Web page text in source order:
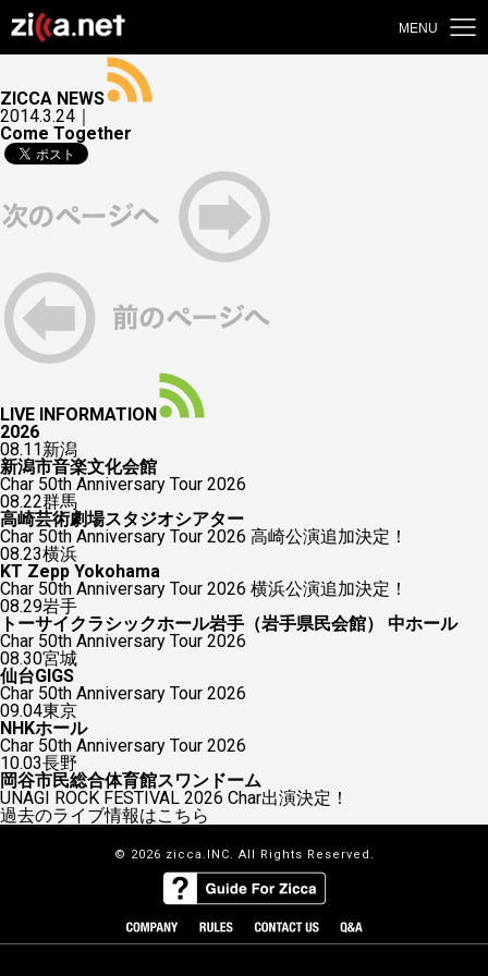
MENU
ZICCA NEWS
2014.3.24｜
Come Together
LIVE INFORMATION
2026
08.11新潟
新潟市音楽文化会館
Char 50th Anniversary Tour 2026
08.22群馬
高崎芸術劇場スタジオシアター
Char 50th Anniversary Tour 2026 高崎公演追加決定！
08.23横浜
KT Zepp Yokohama
Char 50th Anniversary Tour 2026 横浜公演追加決定！
08.29岩手
トーサイクラシックホール岩手（岩手県民会館） 中ホール
Char 50th Anniversary Tour 2026
08.30宮城
仙台GIGS
Char 50th Anniversary Tour 2026
09.04東京
NHKホール
Char 50th Anniversary Tour 2026
10.03長野
岡谷市民総合体育館スワンドーム
UNAGI ROCK FESTIVAL 2026 Char出演決定！
過去のライブ情報はこちら
© 2026 zicca.INC. All Rights Reserved.